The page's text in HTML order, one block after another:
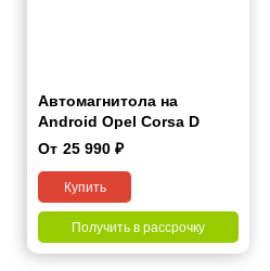
Автомагнитола на
Android Opel Corsa D
2006-2015 9 дюймов
От 25 990 ₽
Купить
Получить в рассрочку